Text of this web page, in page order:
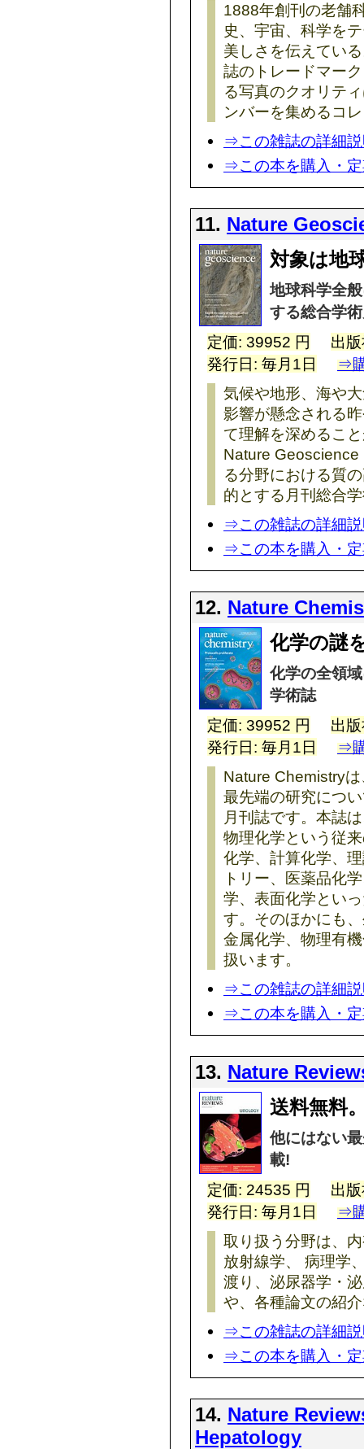
1888年創刊の老舗
史、宇宙、科学を
美しさを伝えてい
誌のトレードマー
る写真のクオリテ
ンバーを集めるコ
⇒この雑誌の詳細
⇒この本を購入・
11. Nature
対象は地
地球科学全
する総合学
定価: 39952 円
出
発行日: 毎月1日
⇒
気候や地形、海や
影響が懸念される
て理解を深めるこ
Nature Geoscience
る分野における質
的とする月刊総合
⇒この雑誌の詳細
⇒この本を購入・
12. Nature
化学の謎
化学の全領
学術誌
定価: 39952 円
出
発行日: 毎月1日
⇒
Nature Chemistry
最先端の研究につ
月刊誌です。本誌
物理化学という従
化学、計算化学、
トリー、医薬品化
学、表面化学とい
す。そのほかにも
金属化学、物理有
扱います。
⇒この雑誌の詳細
⇒この本を購入・
13. Nature
送料無料
他にはない
載!
定価: 24535 円
出
発行日: 毎月1日
⇒
取り扱う分野は、
放射線学、 病理学
渡り、泌尿器学・
や、各種論文の紹
⇒この雑誌の詳細
⇒この本を購入・
14. Nature
Hepatology